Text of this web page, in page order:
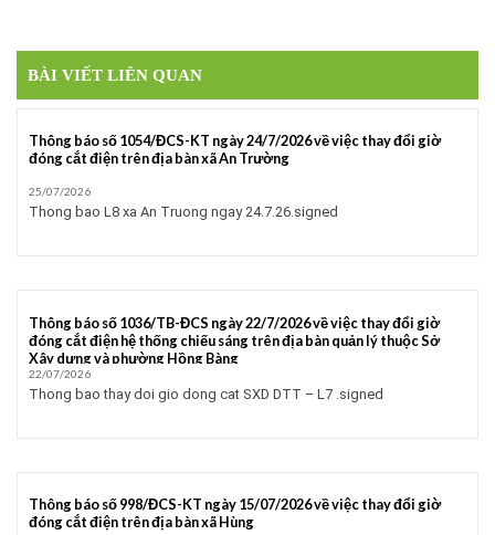
BÀI VIẾT LIÊN QUAN
Thông báo số 1054/ĐCS-KT ngày 24/7/2026 về việc thay đổi giờ
đóng cắt điện trên địa bàn xã An Trường
25/07/2026
Thong bao L8 xa An Truong ngay 24.7.26.signed
Thông báo số 1036/TB-ĐCS ngày 22/7/2026 về việc thay đổi giờ
đóng cắt điện hệ thống chiếu sáng trên địa bàn quản lý thuộc Sở
Xây dựng và phường Hồng Bàng
22/07/2026
Thong bao thay doi gio dong cat SXD DTT – L7 .signed
Thông báo số 998/ĐCS-KT ngày 15/07/2026 về việc thay đổi giờ
đóng cắt điện trên địa bàn xã Hùng